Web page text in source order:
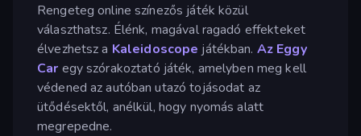
Rengeteg online színezős játék közül
választhatsz. Élénk, magával ragadó effekteket
élvezhetsz a Kaleidoscope játékban. Az Eggy
Car egy szórakoztató játék, amelyben meg kell
védened az autóban utazó tojásodat az
ütődésektől, anélkül, hogy nyomás alatt
megrepedne.